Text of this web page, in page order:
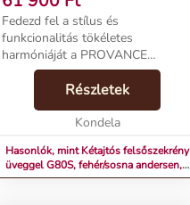
Fedezd fel a stílus és
funkcionalitás tökéletes
harmóniáját a PROVANCE
Kétajtós Felsőszekrénnyel
üvegajtóval, amely új életet lehel
konyhádba.Termékjellemzők:Név:
Kétajtós felsőszekrény üveggel
Részletek
Kondela
Hasonlók, mint Kétajtós felsőszekrény
üveggel G80S, fehér/sosna andersen,
PROVANCE